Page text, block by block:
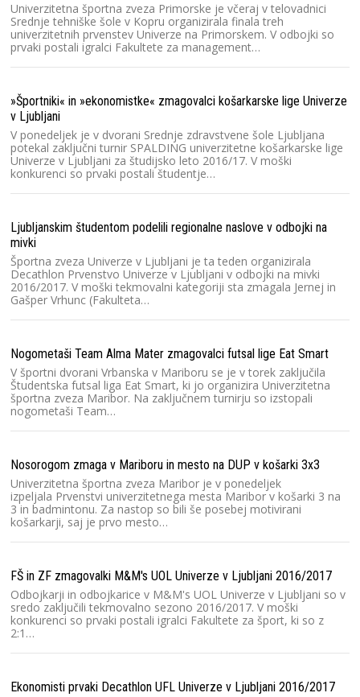
Univerzitetna športna zveza Primorske je včeraj v telovadnici
Srednje tehniške šole v Kopru organizirala finala treh
univerzitetnih prvenstev Univerze na Primorskem. V odbojki so
prvaki postali igralci Fakultete za management…
»Športniki« in »ekonomistke« zmagovalci košarkarske lige Univerze
v Ljubljani
V ponedeljek je v dvorani Srednje zdravstvene šole Ljubljana
potekal zaključni turnir SPALDING univerzitetne košarkarske lige
Univerze v Ljubljani za študijsko leto 2016/17. V moški
konkurenci so prvaki postali študentje…
Ljubljanskim študentom podelili regionalne naslove v odbojki na
mivki
Športna zveza Univerze v Ljubljani je ta teden organizirala
Decathlon Prvenstvo Univerze v Ljubljani v odbojki na mivki
2016/2017. V moški tekmovalni kategoriji sta zmagala Jernej in
Gašper Vrhunc (Fakulteta…
Nogometaši Team Alma Mater zmagovalci futsal lige Eat Smart
V športni dvorani Vrbanska v Mariboru se je v torek zaključila
Študentska futsal liga Eat Smart, ki jo organizira Univerzitetna
športna zveza Maribor. Na zaključnem turnirju so izstopali
nogometaši Team…
Nosorogom zmaga v Mariboru in mesto na DUP v košarki 3x3
Univerzitetna športna zveza Maribor je v ponedeljek
izpeljala Prvenstvi univerzitetnega mesta Maribor v košarki 3 na
3 in badmintonu. Za nastop so bili še posebej motivirani
košarkarji, saj je prvo mesto…
FŠ in ZF zmagovalki M&M's UOL Univerze v Ljubljani 2016/2017
Odbojkarji in odbojkarice v M&M's UOL Univerze v Ljubljani so v
sredo zaključili tekmovalno sezono 2016/2017. V moški
konkurenci so prvaki postali igralci Fakultete za šport, ki so z
2:1…
Ekonomisti prvaki Decathlon UFL Univerze v Ljubljani 2016/2017